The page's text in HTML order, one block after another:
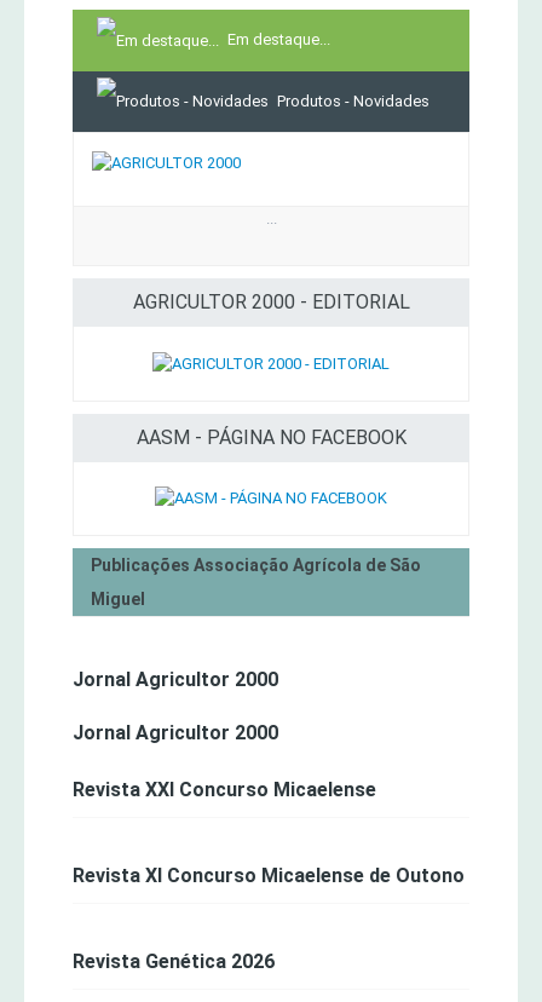
Em destaque...
Produtos - Novidades
...
AGRICULTOR 2000 - EDITORIAL
AASM - PÁGINA NO FACEBOOK
Publicações Associação Agrícola de São
Miguel
Jornal Agricultor 2000
Jornal Agricultor 2000
Revista XXI Concurso Micaelense
Revista XI Concurso Micaelense de Outono
Revista Genética 2026